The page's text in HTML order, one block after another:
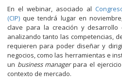
En el webinar, asociado al
(CIP) que tendrá lugar en
clave para la creación y desarrollo
analizando tanto las competencias,
requieren para poder diseñar y
negocios, como las herramientas e
un business managerpara el
contexto de mercado.